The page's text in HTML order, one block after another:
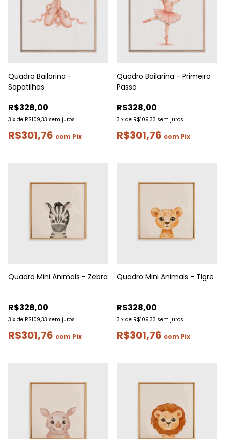
Quadro Bailarina -
Sapatilhas
R$328,00
3 x de R$109,33 sem juros
R$301,76 com Pix
Quadro Bailarina - Primeiro
Passo
R$328,00
3 x de R$109,33 sem juros
R$301,76 com Pix
Quadro Mini Animals - Zebra
R$328,00
3 x de R$109,33 sem juros
R$301,76 com Pix
Quadro Mini Animals - Tigre
R$328,00
3 x de R$109,33 sem juros
R$301,76 com Pix